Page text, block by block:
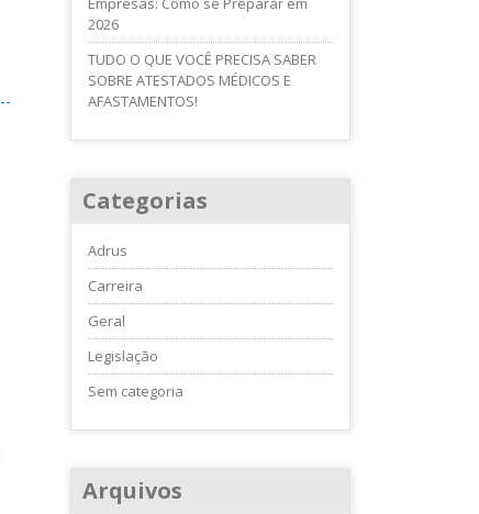
2026
TUDO O QUE VOCÊ PRECISA SABER
SOBRE ATESTADOS MÉDICOS E
AFASTAMENTOS!
Categorias
Adrus
Carreira
Geral
Legislação
Sem categoria
Arquivos